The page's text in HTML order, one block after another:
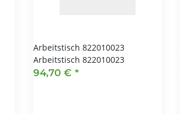
Arbeitstisch 822010023
Arbeitstisch 822010023
94,70 € *